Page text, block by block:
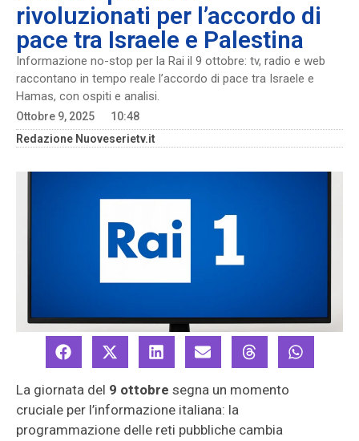
rivoluzionati per l’accordo di
pace tra Israele e Palestina
Informazione no-stop per la Rai il 9 ottobre: tv, radio e web
raccontano in tempo reale l’accordo di pace tra Israele e
Hamas, con ospiti e analisi.
Ottobre 9, 2025
10:48
Redazione Nuoveserietv.it
La giornata del 9 ottobre segna un momento
cruciale per l’informazione italiana: la
programmazione delle reti pubbliche cambia